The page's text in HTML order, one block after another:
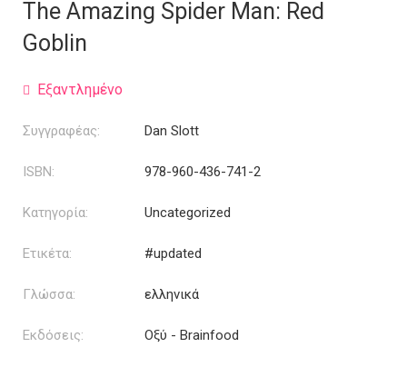
είναι:
The Amazing Spider Man: Red
Goblin
Εξαντλημένο
Συγγραφέας: Dan Slott
ISBN: 978-960-436-741-2
Κατηγορία: Uncategorized
Ετικέτα: #updated
Γλώσσα: ελληνικά
Εκδόσεις: Οξύ - Brainfood